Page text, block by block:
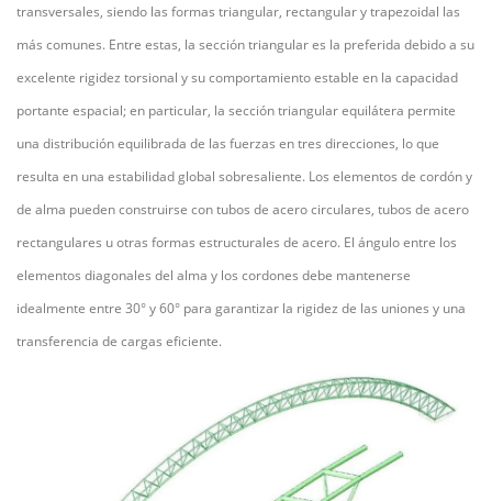
transversales, siendo las formas triangular, rectangular y trapezoidal las
más comunes. Entre estas, la sección triangular es la preferida debido a su
excelente rigidez torsional y su comportamiento estable en la capacidad
portante espacial; en particular, la sección triangular equilátera permite
una distribución equilibrada de las fuerzas en tres direcciones, lo que
resulta en una estabilidad global sobresaliente. Los elementos de cordón y
de alma pueden construirse con tubos de acero circulares, tubos de acero
rectangulares u otras formas estructurales de acero. El ángulo entre los
elementos diagonales del alma y los cordones debe mantenerse
idealmente entre 30° y 60° para garantizar la rigidez de las uniones y una
transferencia de cargas eficiente.